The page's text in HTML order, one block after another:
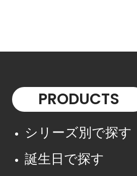
PRODUCTS
シリーズ別で探す
誕生日で探す